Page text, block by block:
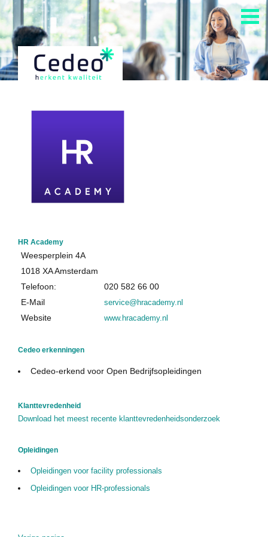
Home
Kennisdossiers over opleiden en andere HR-diensten
Cedeo in de media
Privacy Policy
Contact
HR Academy
Weesperplein 4A
1018 XA Amsterdam
Telefoon:
020 582 66 00
E-Mail
service@hracademy.nl
Website
www.hracademy.nl
Cedeo erkenningen
Cedeo-erkend voor Open Bedrijfsopleidingen
Klanttevredenheid
Download het meest recente klanttevredenheidsonderzoek
Opleidingen
Opleidingen voor facility professionals
Opleidingen voor HR-professionals